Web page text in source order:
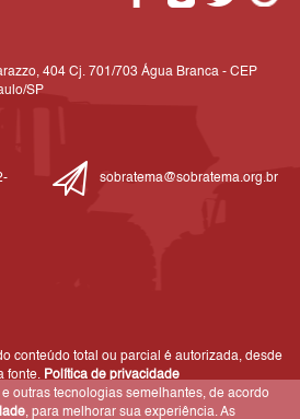
404 Cj. 701/703 Água Branca - CEP
SP
sobratema@sobratema.org.br
conteúdo total ou parcial é autorizada, desde
fonte. Política de privacidade
outras tecnologias semelhantes, de acordo
, para melhorar sua experiência. As